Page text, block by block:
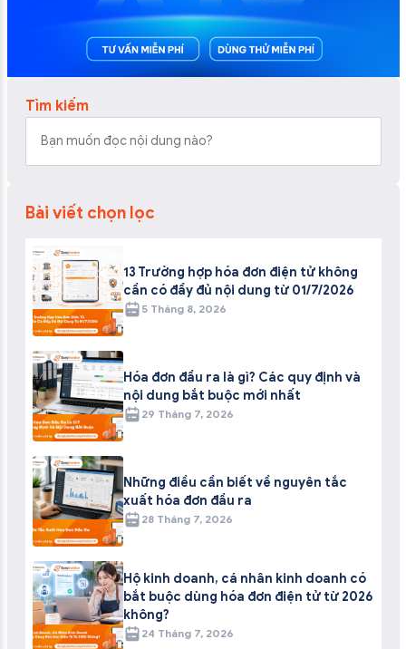
Tìm kiếm
Bài viết chọn lọc
13 Trường hợp hóa đơn điện tử không
cần có đầy đủ nội dung từ 01/7/2026
5 Tháng 8, 2026
Hóa đơn đầu ra là gì? Các quy định và
nội dung bắt buộc mới nhất
29 Tháng 7, 2026
Những điều cần biết về nguyên tắc
xuất hóa đơn đầu ra
28 Tháng 7, 2026
Hộ kinh doanh, cá nhân kinh doanh có
bắt buộc dùng hóa đơn điện tử từ 2026
không?
24 Tháng 7, 2026